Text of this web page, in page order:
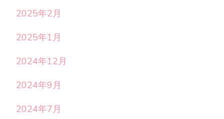
2025年2月
2025年1月
2024年12月
2024年9月
2024年7月